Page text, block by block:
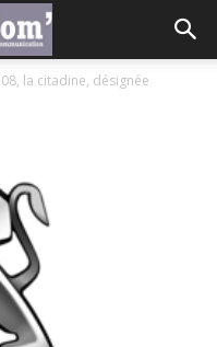
la citadine, désignée